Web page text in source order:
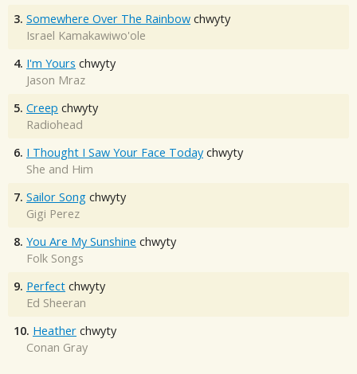
3. Somewhere Over The Rainbow chwyty
Israel Kamakawiwo'ole
4. I'm Yours chwyty
Jason Mraz
5. Creep chwyty
Radiohead
6. I Thought I Saw Your Face Today chwyty
She and Him
7. Sailor Song chwyty
Gigi Perez
8. You Are My Sunshine chwyty
Folk Songs
9. Perfect chwyty
Ed Sheeran
10. Heather chwyty
Conan Gray